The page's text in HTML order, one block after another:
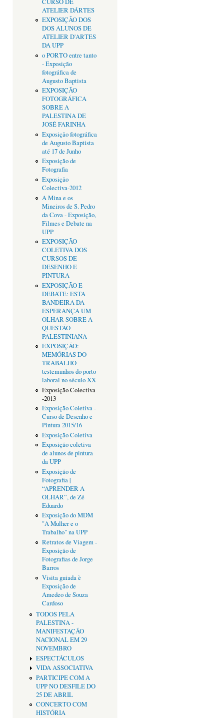
ATELIER DÁRTES
EXPOSIÇÃO DOS
DOS ALUNOS DE
ATELIER D'ARTES
DA UPP
o PORTO entre tanto
- Exposição
fotográfica de
Augusto Baptista
EXPOSIÇÃO
FOTOGRÁFICA
SOBRE A
PALESTINA DE
JOSÉ FARINHA
Exposição fotográfica
de Augusto Baptista
até 17 de Junho
Exposição de
Fotografia
Exposição
Colectiva-2012
A Mina e os
Mineiros de S. Pedro
da Cova - Exposição,
Filmes e Debate na
UPP
EXPOSIÇÃO
COLETIVA DOS
CURSOS DE
DESENHO E
PINTURA
EXPOSIÇÃO E
DEBATE: ESTA
BANDEIRA DA
ESPERANÇA UM
OLHAR SOBRE A
QUESTÃO
PALESTINIANA
EXPOSIÇÃO:
MEMÓRIAS DO
TRABALHO
testemunhos do porto
laboral no século XX
Exposição Colectiva
-2013
Exposição Coletiva -
Curso de Desenho e
Pintura 2015/16
Exposição Coletiva
Exposição coletiva
de alunos de pintura
da UPP
Exposição de
Fotografia |
“APRENDER A
OLHAR”, de Zé
Eduardo
Exposição do MDM
"A Mulher e o
Trabalho" na UPP
Retratos de Viagem -
Exposição de
Fotografias de Jorge
Barros
Visita guiada è
Exposição de
Amedeo de Souza
Cardoso
TODOS PELA
PALESTINA -
MANIFESTAÇÃO
NACIONAL EM 29
NOVEMBRO
ESPECTÁCULOS
VIDA ASSOCIATIVA
PARTICIPE COM A
UPP NO DESFILE DO
25 DE ABRIL
CONCERTO COM
HISTÓRIA